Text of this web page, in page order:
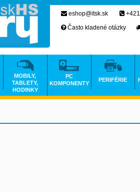
eshop@itsk.sk
Často kladené otázky
MOBILY,
TABLETY,
HODINKY
PC
KOMPONENTY
PERIFÉRIE